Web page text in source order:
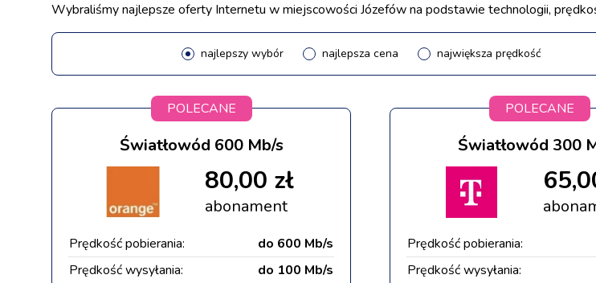
Wybraliśmy najlepsze oferty Internetu w miejscowości Józefów na podstawie technologii,
najlepszy wybór najlepsza cena największa prędkość
POLECANE
Światłowód 600 Mb/s
80,00 zł
abonament
Prędkość pobierania:
do 600 Mb/s
Prędkość wysyłania:
do 100 Mb/s
POLECANE
Światłowód 300
Prędkość pobierania:
Prędkość wysyłania: